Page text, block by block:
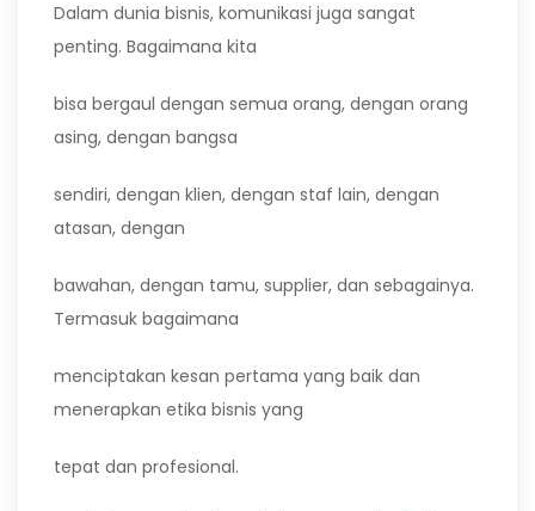
Dalam dunia bisnis, komunikasi juga sangat
penting. Bagaimana kita
bisa bergaul dengan semua orang, dengan orang
asing, dengan bangsa
sendiri, dengan klien, dengan staf lain, dengan
atasan, dengan
bawahan, dengan tamu, supplier, dan sebagainya.
Termasuk bagaimana
menciptakan kesan pertama yang baik dan
menerapkan etika bisnis yang
tepat dan profesional.